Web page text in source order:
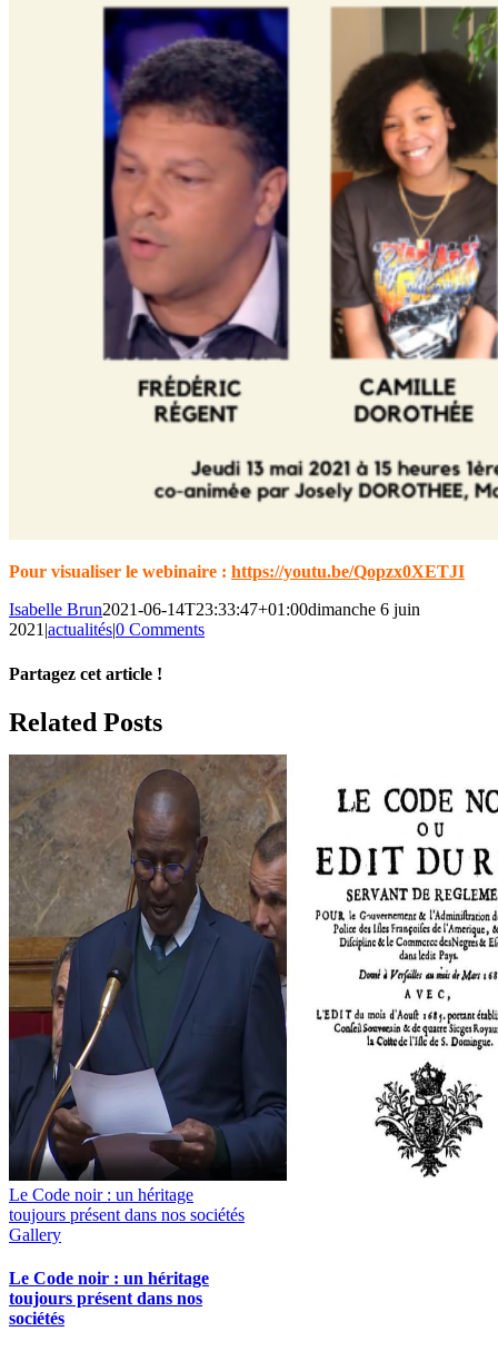
Pour visualiser le webinaire : https://youtu.be/Qopzx0XETJI
Isabelle Brun2021-06-14T23:33:47+01:00dimanche 6 juin
2021|actualités|0 Comments
Partagez cet article !
Facebook
X
Reddit
LinkedIn
WhatsApp
Telegram
Tumblr
Pinterest
Vk
Xing
Email
Related Posts
Le Code noir : un héritage
toujours présent dans nos sociétés
Gallery
Le Code noir : un héritage
toujours présent dans nos
sociétés